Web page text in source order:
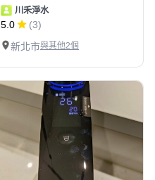
川禾淨水
5.0
(3)
新北市與其他2個